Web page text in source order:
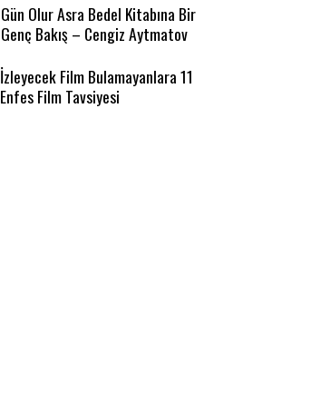
Gün Olur Asra Bedel Kitabına Bir
Genç Bakış – Cengiz Aytmatov
İzleyecek Film Bulamayanlara 11
Enfes Film Tavsiyesi